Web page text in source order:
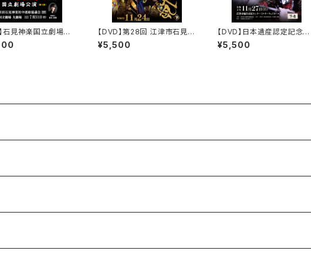
石見神楽国立劇場公
年）〈第1部・第2部
〉
【DVD】第28回 江津市石見神
楽大会（2024年）〈下巻〉
¥5,500
【DVD】日本遺産認定記念大
会 江津市石見神楽大会（20
22年）〈下巻〉
¥5,500